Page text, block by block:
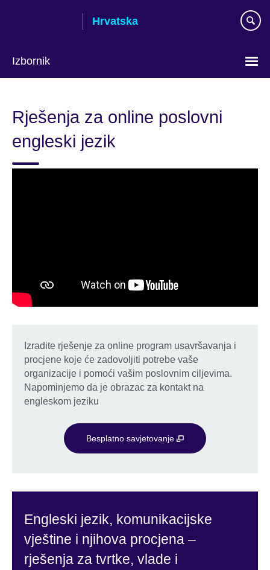
Hrvatska
Izbornik
Rješenja za online poslovni
engleski jezik
Izradite rješenje za online program usavršavanja i
procjene koje će zadovoljiti potrebe vaše
organizacije i pomoći vašim poslovnim ciljevima.
Napominjemo da je obrazac za kontakt na
engleskom jeziku
Besplatno savjetovanje
Engleski jezik, komunikacijske
vještine i njihova procjena –
rješenja za tvrtke, vlade i